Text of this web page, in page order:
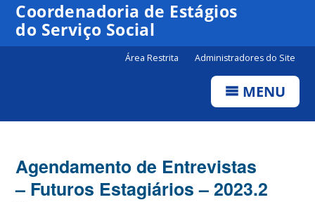
Canais
Coordenadoria de Estágios
do Serviço Social
Área Restrita Administradores do Site
MENU
Agendamento de Entrevistas
– Futuros Estagiários – 2023.2